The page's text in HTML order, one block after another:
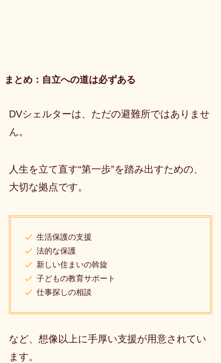
まとめ：自立への道は必ずある
DVシェルターは、ただの避難所ではありませ
ん。
人生を立て直す“第一歩”を踏み出すための、
大切な拠点です。
生活保護の支援
法的な保護
新しい住まいの斡旋
子どもの教育サポート
仕事探しの相談
など、想像以上に手厚い支援が用意されてい
ます。